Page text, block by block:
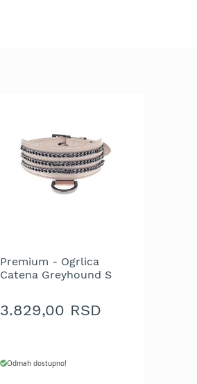
Premium - Ogrlica
Catena Greyhound S
3.829,00 RSD
Odmah dostupno!